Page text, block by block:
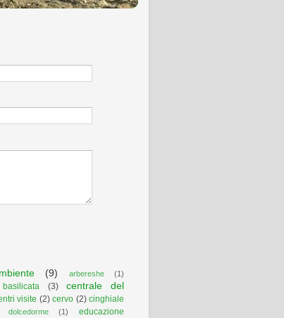
(9) arbereshe
(1)
basilicata (3)
centrale del
visite (2) cervo (2) cinghiale
dolcedorme (1)
educazione